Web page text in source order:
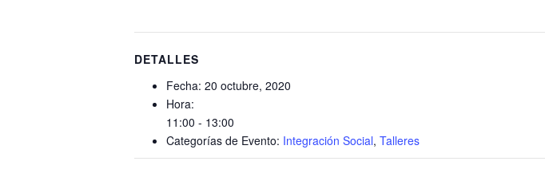
DETALLES
Fecha: 20 octubre, 2020
Hora:
11:00 - 13:00
Categorías de Evento: Integración Social, Talleres